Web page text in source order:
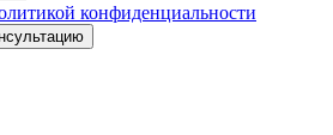
конфиденциальности